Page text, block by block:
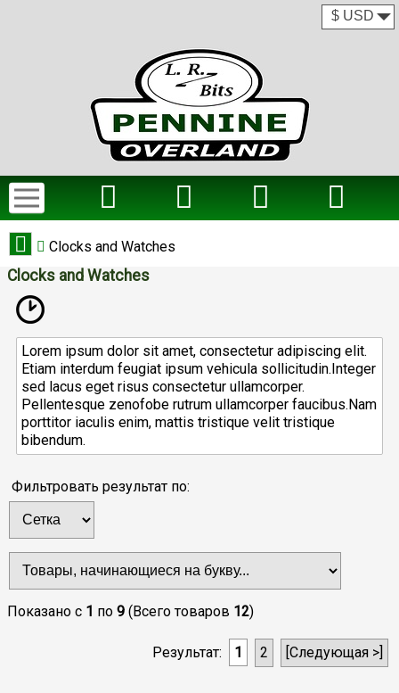
Clocks and Watches
Clocks and Watches
Lorem ipsum dolor sit amet, consectetur adipiscing elit.
Etiam interdum feugiat ipsum vehicula sollicitudin.Integer
sed lacus eget risus consectetur ullamcorper.
Pellentesque zenofobe rutrum ullamcorper faucibus.Nam
porttitor iaculis enim, mattis tristique velit tristique
bibendum.
Фильтровать результат по:
Показано с 1 по 9 (Всего товаров 12)
Результат: 1 2 [Следующая >]